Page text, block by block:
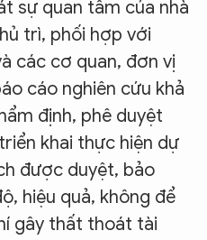
sự quan tâm của nhà
trì, phối hợp với
các cơ quan, đơn vị
cáo nghiên cứu khả
định, phê duyệt
khai thực hiện dự
được duyệt, bảo
hiệu quả, không để
gây thất thoát tài